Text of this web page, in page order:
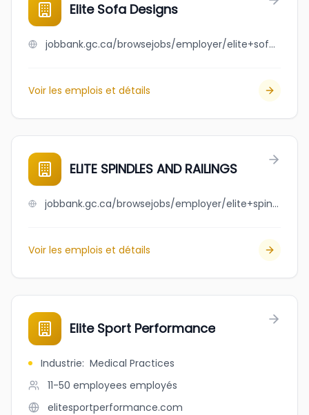
Elite Sofa Designs
jobbank.gc.ca/browsejobs/employer/elite+sofa+designs/ca
Voir les emplois et détails
ELITE SPINDLES AND RAILINGS
jobbank.gc.ca/browsejobs/employer/elite+spindles+and+railings/ca
Voir les emplois et détails
Elite Sport Performance
Industrie: Medical Practices
11-50 employees employés
elitesportperformance.com